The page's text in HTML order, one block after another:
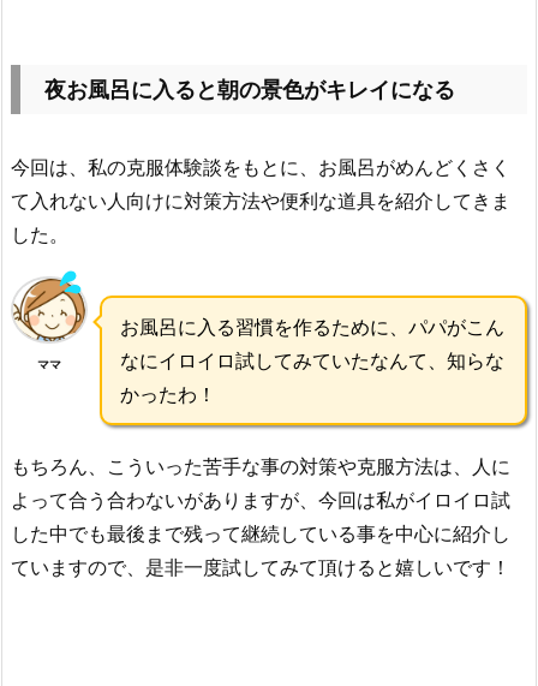
夜お風呂に入ると朝の景色がキレイになる
今回は、私の克服体験談をもとに、お風呂がめんどくさく
て入れない人向けに対策方法や便利な道具を紹介してきま
した。
ママ
お風呂に入る習慣を作るために、パパがこん
なにイロイロ試してみていたなんて、知らな
かったわ！
もちろん、こういった苦手な事の対策や克服方法は、人に
よって合う合わないがありますが、今回は私がイロイロ試
した中でも最後まで残って継続している事を中心に紹介し
ていますので、是非一度試してみて頂けると嬉しいです！